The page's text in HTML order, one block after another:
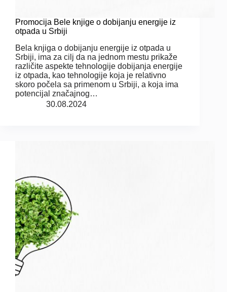
Promocija Bele knjige o dobijanju energije iz
otpada u Srbiji
Bela knjiga o dobijanju energije iz otpada u
Srbiji, ima za cilj da na jednom mestu prikaže
različite aspekte tehnologije dobijanja energije
iz otpada, kao tehnologije koja je relativno
skoro počela sa primenom u Srbiji, a koja ima
potencijal značajnog…
30.08.2024